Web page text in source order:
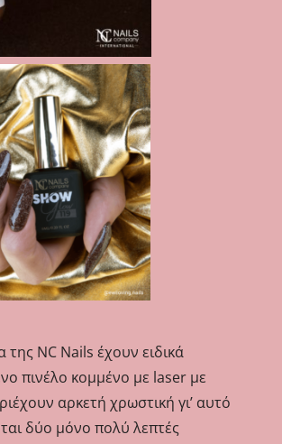
της NC Nails έχουν ειδικά
πινέλο κομμένο με laser με
αρκετή χρωστική γι’ αυτό
δύο μόνο πολύ λεπτές